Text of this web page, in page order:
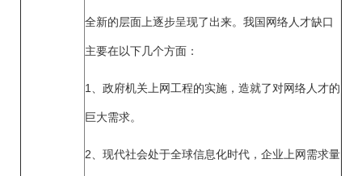
全新的层面上逐步呈现了出来。我国网络人才缺口
主要在以下几个方面：
1、政府机关上网工程的实施，造就了对网络人才的
巨大需求。
2、现代社会处于全球信息化时代，企业上网需求量